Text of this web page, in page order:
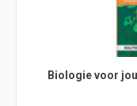
Biologie voor